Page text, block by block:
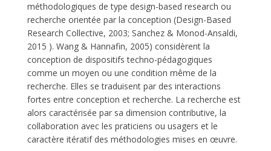
méthodologiques de type design-based research ou
recherche orientée par la conception (Design-Based
Research Collective, 2003; Sanchez & Monod-Ansaldi,
2015 ). Wang & Hannafin, 2005) considèrent la
conception de dispositifs techno-pédagogiques
comme un moyen ou une condition même de la
recherche. Elles se traduisent par des interactions
fortes entre conception et recherche. La recherche est
alors caractérisée par sa dimension contributive, la
collaboration avec les praticiens ou usagers et le
caractère itératif des méthodologies mises en œuvre.